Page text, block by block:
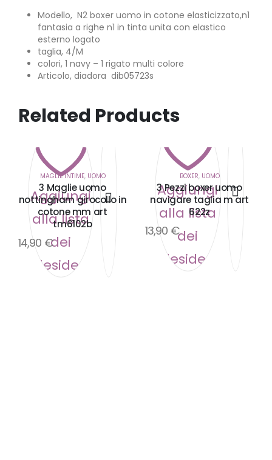
Modello, N2 boxer uomo in cotone elasticizzato,n1
fantasia a righe n1 in tinta unita con elastico
esterno logato
taglia, 4/M
colori, 1 navy – 1 rigato multi colore
Articolo, diadora dib05723s
Related Products
Aggiungi
alla lista
dei
desideri
MAGLIE INTIME, UOMO
3 Maglie uomo
nottingham girocollo in
cotone mm art
tm6102b
14,90 €
Aggiungi
alla lista
dei
desideri
BOXER, UOMO
3 Pezzi boxer uomo
navigare taglia m art
622z
13,90 €